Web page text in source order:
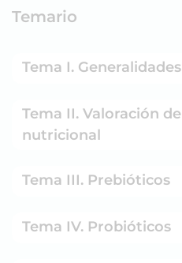
Temario
Tema I. Generalidades
Tema II. Valoración del estado
nutricional
Tema III. Prebióticos
Tema IV. Probióticos